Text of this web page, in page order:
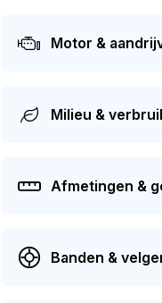
registratie 2 keer van
Motor &
Milieu &
Afmetingen &
Banden &